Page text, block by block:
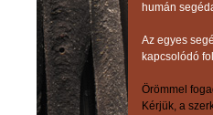
humán
Az egyes
kapcsolódó
Örömmel
Kérjük, a